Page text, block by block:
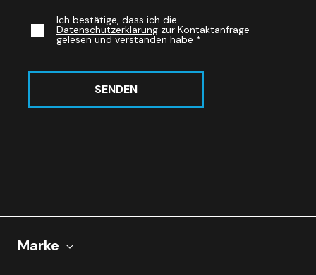
Ich bestätige, dass ich die
Datenschutzerklärung zur Kontaktanfrage
gelesen und verstanden habe *
SENDEN
Marke